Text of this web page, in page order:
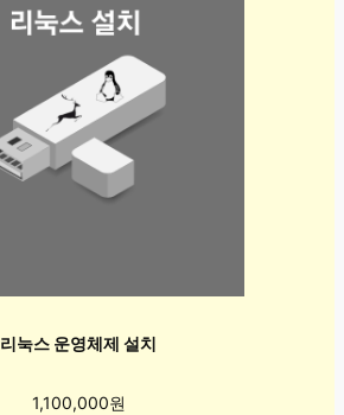
리눅스 운영체제 설치
1,100,000원